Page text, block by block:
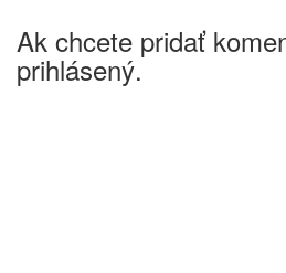
Ak chcete pridať
prihlásený.